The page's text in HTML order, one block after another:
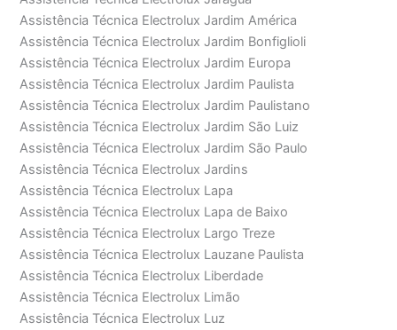
Assistência Técnica Electrolux Jardim América
Assistência Técnica Electrolux Jardim Bonfiglioli
Assistência Técnica Electrolux Jardim Europa
Assistência Técnica Electrolux Jardim Paulista
Assistência Técnica Electrolux Jardim Paulistano
Assistência Técnica Electrolux Jardim São Luiz
Assistência Técnica Electrolux Jardim São Paulo
Assistência Técnica Electrolux Jardins
Assistência Técnica Electrolux Lapa
Assistência Técnica Electrolux Lapa de Baixo
Assistência Técnica Electrolux Largo Treze
Assistência Técnica Electrolux Lauzane Paulista
Assistência Técnica Electrolux Liberdade
Assistência Técnica Electrolux Limão
Assistência Técnica Electrolux Luz